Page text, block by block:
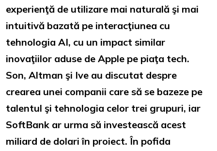
experienţă de utilizare mai naturală şi mai
intuitivă bazată pe interacţiunea cu
tehnologia AI, cu un impact similar
inovaţiilor aduse de Apple pe piaţa tech.
Son, Altman şi Ive au discutat despre
crearea unei companii care să se bazeze pe
talentul şi tehnologia celor trei grupuri, iar
SoftBank ar urma să investească acest
miliard de dolari în proiect. În pofida